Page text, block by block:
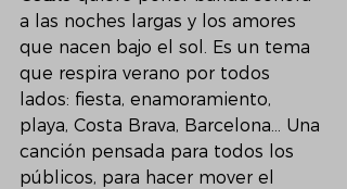
a las noches largas y los amores
que nacen bajo el sol. Es un tema
que respira verano por todos
lados: fiesta, enamoramiento,
playa, Costa Brava, Barcelona… Una
canción pensada para todos los
públicos, para hacer mover el